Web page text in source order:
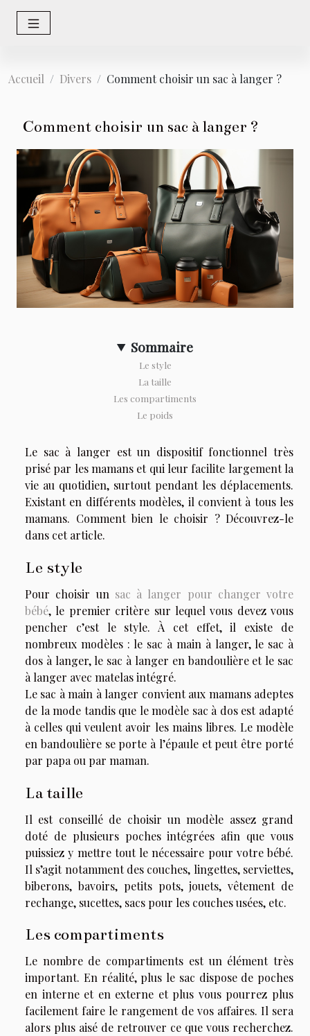
Accueil Divers Comment choisir un sac à langer ?
Comment choisir un sac à langer ?
Sommaire
Le style
La taille
Les compartiments
Le poids
Le sac à langer est un dispositif fonctionnel très
prisé par les mamans et qui leur facilite largement la
vie au quotidien, surtout pendant les déplacements.
Existant en différents modèles, il convient à tous les
mamans. Comment bien le choisir ? Découvrez-le
dans cet article.
Le style
Pour choisir un sac à langer pour changer votre
bébé, le premier critère sur lequel vous devez vous
pencher c’est le style. À cet effet, il existe de
nombreux modèles : le sac à main à langer, le sac à
dos à langer, le sac à langer en bandoulière et le sac
à langer avec matelas intégré.
Le sac à main à langer convient aux mamans adeptes
de la mode tandis que le modèle sac à dos est adapté
à celles qui veulent avoir les mains libres. Le modèle
en bandoulière se porte à l’épaule et peut être porté
par papa ou par maman.
La taille
Il est conseillé de choisir un modèle assez grand
doté de plusieurs poches intégrées afin que vous
puissiez y mettre tout le nécessaire pour votre bébé.
Il s’agit notamment des couches, lingettes, serviettes,
biberons, bavoirs, petits pots, jouets, vêtement de
rechange, sucettes, sacs pour les couches usées, etc.
Les compartiments
Le nombre de compartiments est un élément très
important. En réalité, plus le sac dispose de poches
en interne et en externe et plus vous pourrez plus
facilement faire le rangement de vos affaires. Il sera
alors plus aisé de retrouver ce que vous recherchez.